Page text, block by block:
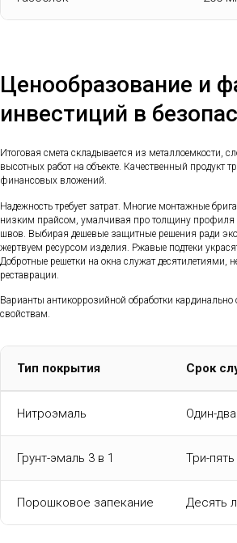
Ценообразование и
инвестиций в
Итоговая смета складывается из металлоемкости,
высотных работ на объекте. Качественный продукт
финансовых вложений.
Надежность требует затрат. Многие монтажные
низким прайсом, умалчивая про толщину профиля
швов. Выбирая дешевые защитные решения ради
жертвуем ресурсом изделия. Ржавые подтеки
Добротные решетки на окна служат десятилетиями,
реставрации.
Варианты антикоррозийной обработки
свойствам.
Тип покрытия Срок
Нитроэмаль Один-
Грунт-эмаль 3 в 1 Три-
Порошковое запекание Десять